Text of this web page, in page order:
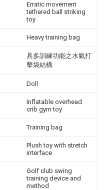
Erratic movement
tethered ball striking
toy
Heavy training bag
具多訓練功能之水氣打
擊袋結構
Doll
Inflatable overhead
crib gym toy
Training bag
Plush toy with stretch
interface
Golf club swing
training device and
method